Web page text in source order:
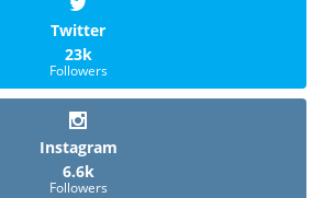
Twitter
23k
Followers
Instagram
6.6k
Followers